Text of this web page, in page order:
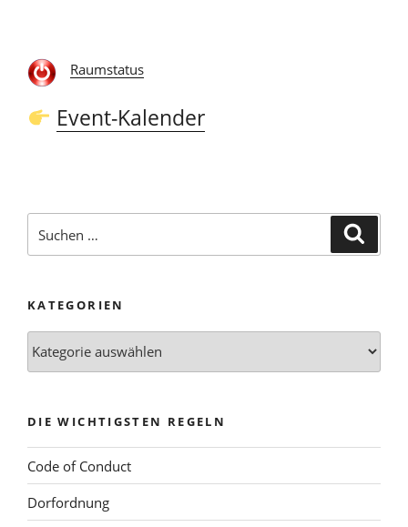
Raumstatus
Event-Kalender
nach:
KATEGORIEN
DIE WICHTIGSTEN REGELN
Code of Conduct
Dorfordnung